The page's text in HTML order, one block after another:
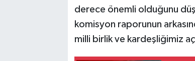
derece önemli olduğunu
komisyon raporunun
milli birlik ve kardeşliğimiz